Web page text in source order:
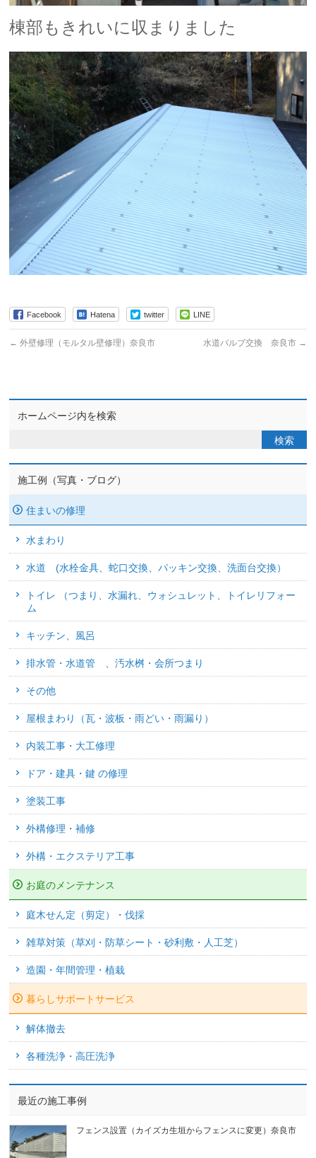
棟部もきれいに収まりました
Facebook Hatena twitter LINE
← 外壁修理（モルタル壁修理）奈良市 水道バルブ交換 奈良市 →
ホームページ内を検索
施工例（写真・ブログ）
住まいの修理
水まわり
水道 (水栓金具、蛇口交換、パッキン交換、洗面台交換）
トイレ （つまり、水漏れ、ウォシュレット、トイレリフォー
ム
キッチン、風呂
排水管・水道管 、汚水桝・会所つまり
その他
屋根まわり（瓦・波板・雨どい・雨漏り）
内装工事・大工修理
ドア・建具・鍵 の修理
塗装工事
外構修理・補修
外構・エクステリア工事
お庭のメンテナンス
庭木せん定（剪定）・伐採
雑草対策（草刈・防草シート・砂利敷・人工芝）
造園・年間管理・植栽
暮らしサポートサービス
解体撤去
各種洗浄・高圧洗浄
最近の施工事例
フェンス設置（カイズカ生垣からフェンスに変更）奈良市